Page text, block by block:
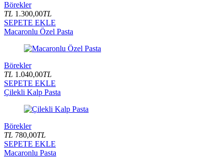
Börekler
TL 1.300,00TL
SEPETE EKLE
Macaronlu Özel Pasta
Börekler
TL 1.040,00TL
SEPETE EKLE
Çilekli Kalp Pasta
Börekler
TL 780,00TL
SEPETE EKLE
Macaronlu Pasta